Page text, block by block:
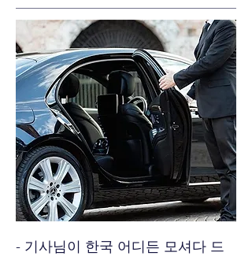
- 기사님이 한국 어디든 모셔다 드